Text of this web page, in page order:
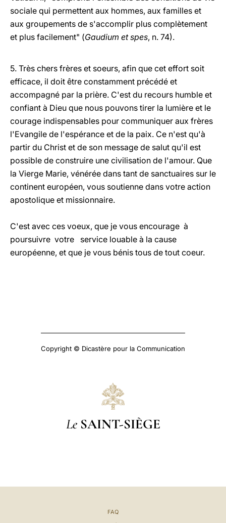
sociale qui permettent aux hommes, aux familles et
aux groupements de s'accomplir plus complètement
et plus facilement" (Gaudium et spes, n. 74).
5. Très chers frères et soeurs, afin que cet effort soit
efficace, il doit être constamment précédé et
accompagné par la prière. C'est du recours humble et
confiant à Dieu que nous pouvons tirer la lumière et le
courage indispensables pour communiquer aux frères
l'Evangile de l'espérance et de la paix. Ce n'est qu'à
partir du Christ et de son message de salut qu'il est
possible de construire une civilisation de l'amour. Que
la Vierge Marie, vénérée dans tant de sanctuaires sur le
continent européen, vous soutienne dans votre action
apostolique et missionnaire.
C'est avec ces voeux, que je vous encourage à
poursuivre votre service louable à la cause
européenne, et que je vous bénis tous de tout coeur.
Copyright © Dicastère pour la Communication
Le SAINT-SIÈGE
FAQ